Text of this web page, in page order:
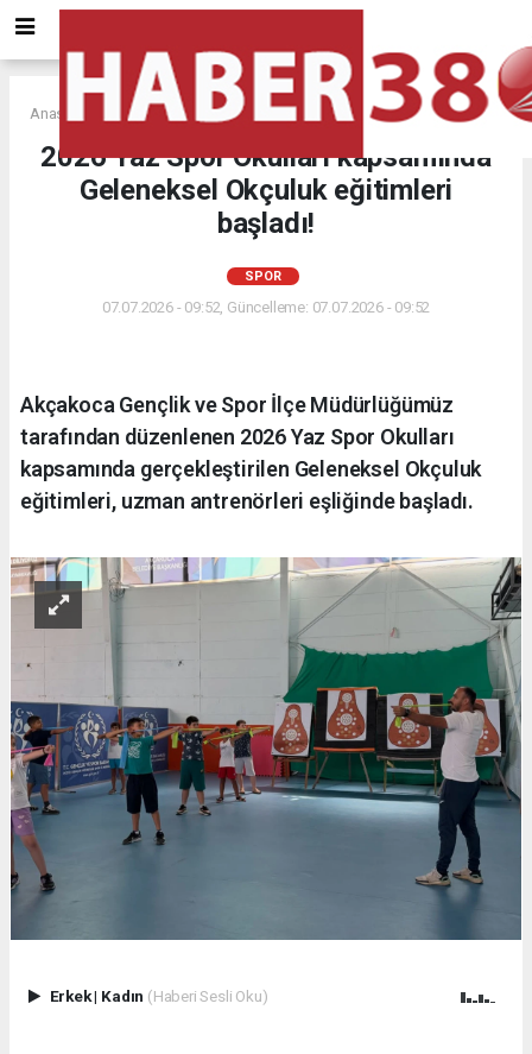
Anasayfa SPOR
2026 Yaz Spor Okulları kapsamında
Geleneksel Okçuluk eğitimleri
başladı!
SPOR
07.07.2026 - 09:52, Güncelleme: 07.07.2026 - 09:52
Akçakoca Gençlik ve Spor İlçe Müdürlüğümüz
tarafından düzenlenen 2026 Yaz Spor Okulları
kapsamında gerçekleştirilen Geleneksel Okçuluk
eğitimleri, uzman antrenörleri eşliğinde başladı.
Erkek| Kadın (Haberi Sesli Oku)